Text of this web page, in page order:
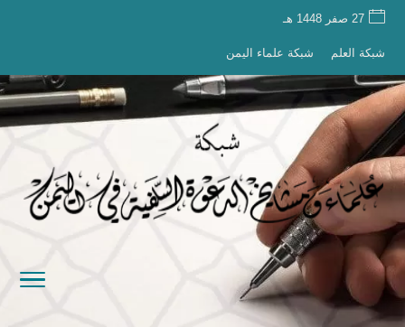
27 صفر 1448 هـ
شبكة العلم شبكة علماء اليمن